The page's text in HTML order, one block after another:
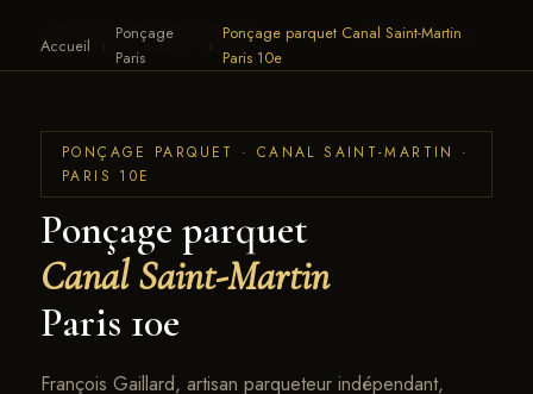
François Gaillard · Parquet ← RETOUR AU SITE
Accueil ›
Ponçage
Paris
›
Ponçage parquet Canal Saint-Martin
Paris 10e
PONÇAGE PARQUET · CANAL SAINT-MARTIN ·
PARIS 10E
Ponçage parquet
Canal Saint-Martin
Paris 10e
François Gaillard, artisan parqueteur indépendant,